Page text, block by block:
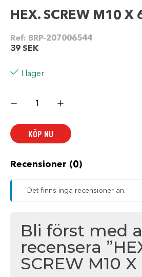
HEX. SCREW M10 X
Ref: BRP-207006544
39 SEK
I lager
SCREW
mängd
KÖP NU
Recensioner (0)
Det finns inga recensioner än.
Bli först med
recensera
SCREW M10 X